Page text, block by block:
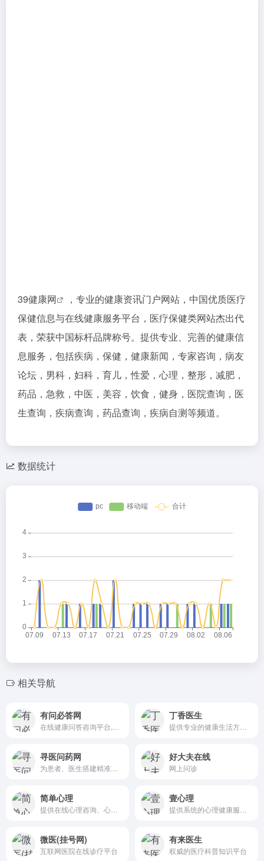
39健康网
，专业的健康资讯门户网站，中国优质医疗
保健信息与在线健康服务平台，医疗保健类网站杰出代
表，荣获中国标杆品牌称号。提供专业、完善的健康信
息服务，包括疾病，保健，健康新闻，专家咨询，病友
论坛，男科，妇科，育儿，性爱，心理，整形，减肥，
药品，急救，中医，美容，饮食，健身，医院查询，医
生查询，疾病查询，药品查询，疾病自测等频道。
数据统计
相关导航
有问必答网 丁香医生
寻医问药网 好大夫在线
网上问诊
简单心理 壹心理
微医(挂号网)
互联网医院在线诊疗平台
有来医生
权威的医疗科普知识平台